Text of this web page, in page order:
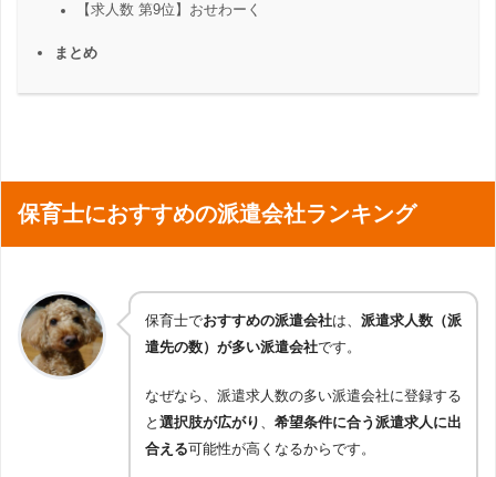
【求人数 第9位】おせわーく
まとめ
保育士におすすめの派遣会社ランキング
保育士でおすすめの派遣会社は、 派遣求人数（派
遣先の数）が多い派遣会社です。
なぜなら、派遣求人数の多い派遣会社に登録する
と 選択肢が広がり 、 希望条件に合う派遣求人に出
合える可能性が高くなるからです。